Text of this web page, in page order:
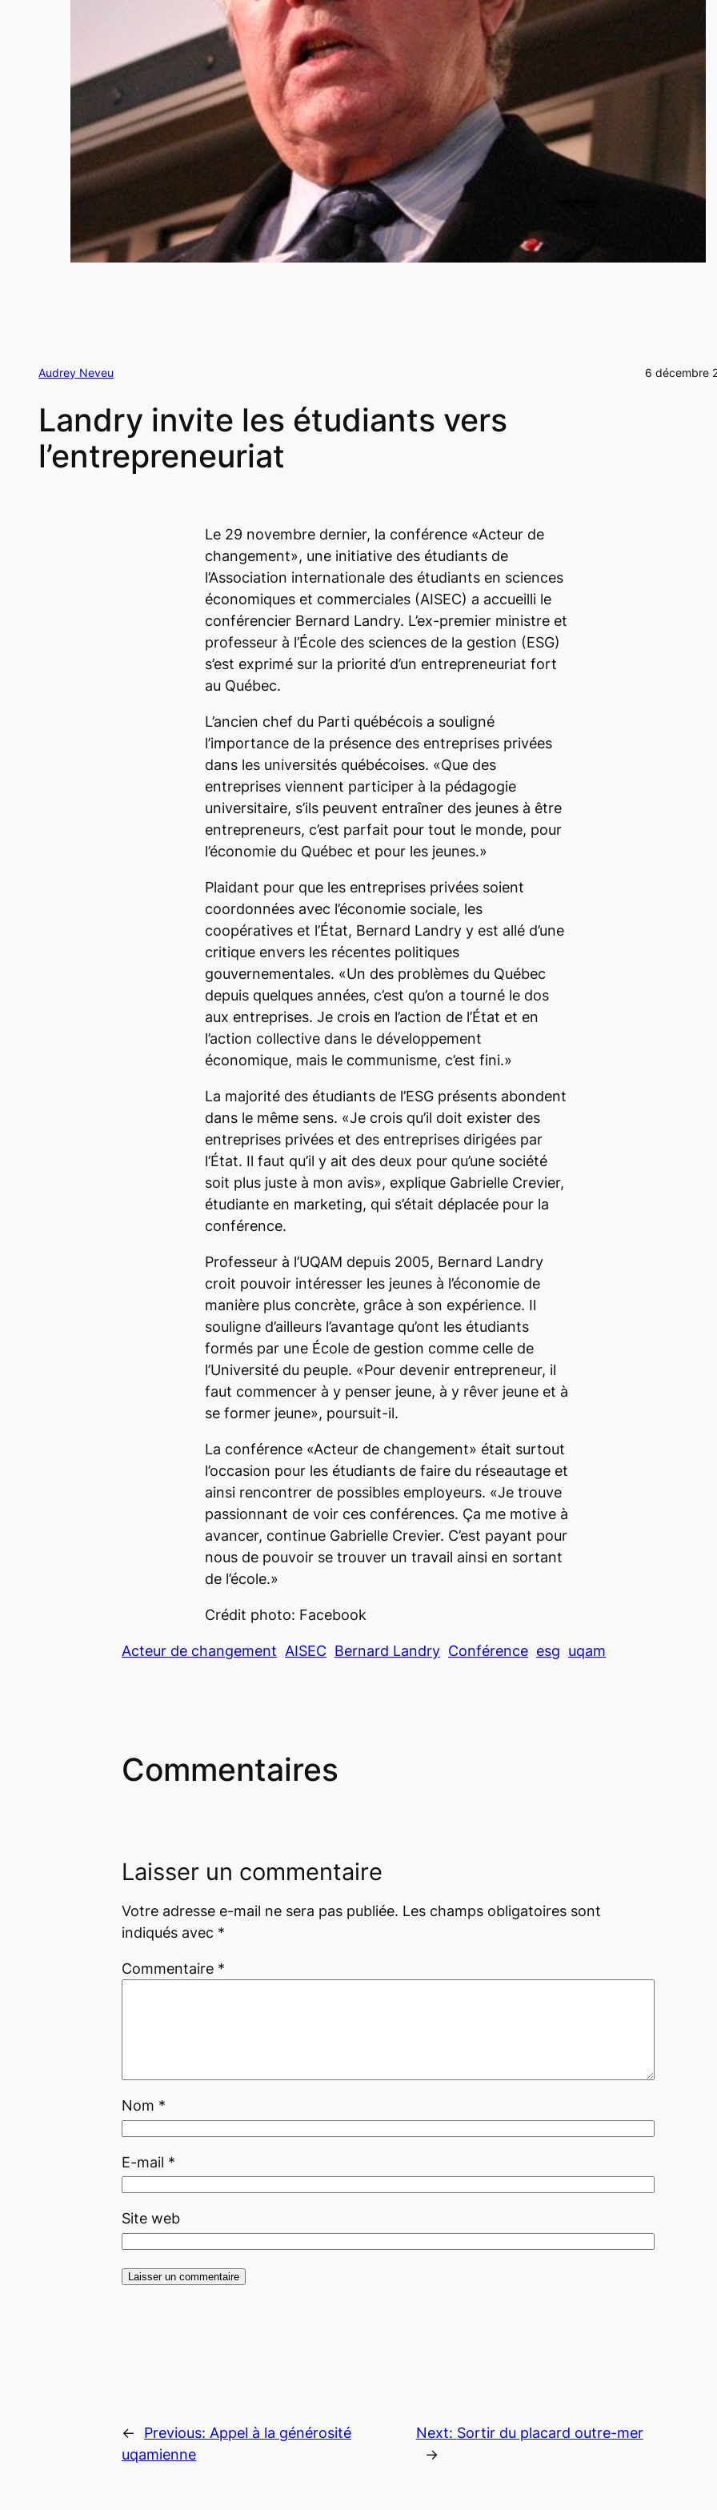
Audrey Neveu 6 décembre
Landry invite les étudiants vers
l’entrepreneuriat
Le 29 novembre dernier, la conférence «Acteur de
changement», une initiative des étudiants de
l’Association internationale des étudiants en sciences
économiques et commerciales (AISEC) a accueilli le
conférencier Bernard Landry. L’ex-premier ministre et
professeur à l’École des sciences de la gestion (ESG)
s’est exprimé sur la priorité d’un entrepreneuriat fort
au Québec.
L’ancien chef du Parti québécois a souligné
l’importance de la présence des entreprises privées
dans les universités québécoises. «Que des
entreprises viennent participer à la pédagogie
universitaire, s’ils peuvent entraîner des jeunes à être
entrepreneurs, c’est parfait pour tout le monde, pour
l’économie du Québec et pour les jeunes.»
Plaidant pour que les entreprises privées soient
coordonnées avec l’économie sociale, les
coopératives et l’État, Bernard Landry y est allé d’une
critique envers les récentes politiques
gouvernementales. «Un des problèmes du Québec
depuis quelques années, c’est qu’on a tourné le dos
aux entreprises. Je crois en l’action de l’État et en
l’action collective dans le développement
économique, mais le communisme, c’est fini.»
La majorité des étudiants de l’ESG présents abondent
dans le même sens. «Je crois qu’il doit exister des
entreprises privées et des entreprises dirigées par
l’État. Il faut qu’il y ait des deux pour qu’une société
soit plus juste à mon avis», explique Gabrielle Crevier,
étudiante en marketing, qui s’était déplacée pour la
conférence.
Professeur à l’UQAM depuis 2005, Bernard Landry
croit pouvoir intéresser les jeunes à l’économie de
manière plus concrète, grâce à son expérience. Il
souligne d’ailleurs l’avantage qu’ont les étudiants
formés par une École de gestion comme celle de
l’Université du peuple. «Pour devenir entrepreneur, il
faut commencer à y penser jeune, à y rêver jeune et à
se former jeune», poursuit-il.
La conférence «Acteur de changement» était surtout
l’occasion pour les étudiants de faire du réseautage et
ainsi rencontrer de possibles employeurs. «Je trouve
passionnant de voir ces conférences. Ça me motive à
avancer, continue Gabrielle Crevier. C’est payant pour
nous de pouvoir se trouver un travail ainsi en sortant
de l’école.»
Crédit photo: Facebook
Acteur de changement AISEC Bernard Landry Conférence esg uqam
Commentaires
Laisser un commentaire
Votre adresse e-mail ne sera pas publiée. Les champs obligatoires sont
indiqués avec *
Commentaire *
Nom *
E-mail *
Site web
← Previous: Appel à la générosité
uqamienne
Next: Sortir du placard outre-mer
→